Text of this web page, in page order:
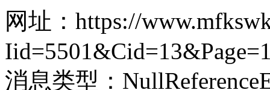
网址：https://
消息类型：